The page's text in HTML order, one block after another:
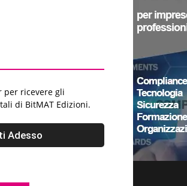
per ricevere gli
di BitMAT Edizioni.